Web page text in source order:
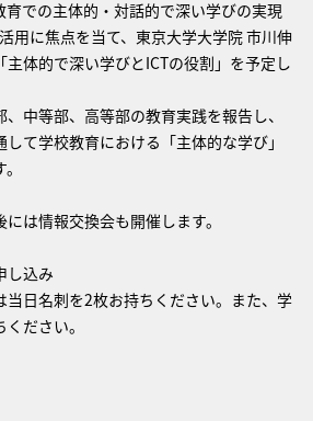
育での主体的・対話的で深い学びの実現
用に焦点を当て、東京大学大学院 市川伸
体的で深い学びとICTの役割」を予定し
中等部、高等部の教育実践を報告し、
て学校教育における「主体的な学び」
は情報交換会も開催します。
し込み
日名刺を2枚お持ちください。また、学
ださい。